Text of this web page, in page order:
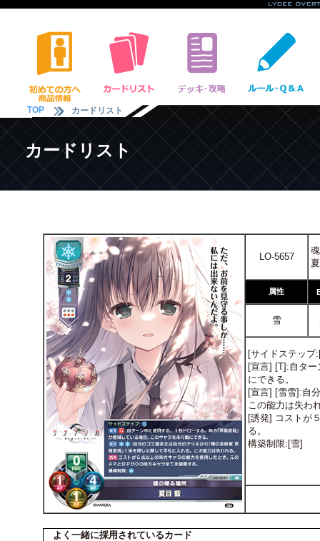
TOP カードリスト
カードリスト
LO-5657
属性
雪
[サイドステップ
[宣言] [T]:自タ
にできる。
[宣言] [雪雪]:自
この能力は失わ
[誘発] コストが
る。
構築制限:[雪]
よく一緒に採用されているカード